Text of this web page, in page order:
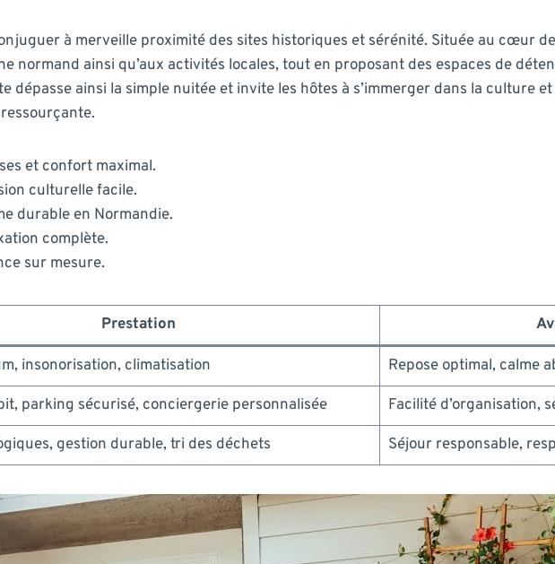
à merveille proximité des sites historiques et sérénité. Située au cœur
normand ainsi qu’aux activités locales, tout en proposant des espaces de
dépasse ainsi la simple nuitée et invite les hôtes à s’immerger dans la culture
et confort maximal.
culturelle facile.
durable en Normandie.
complète.
sur mesure.
Prestation
insonorisation, climatisation
Repose optimal, calme
parking sécurisé, conciergerie personnalisée
Facilité d’organisation,
gestion durable, tri des déchets Séjour responsable,